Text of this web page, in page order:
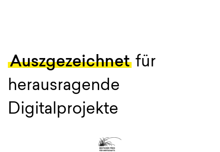
Auszgezeichnet für
herausragende
Digitalprojekte